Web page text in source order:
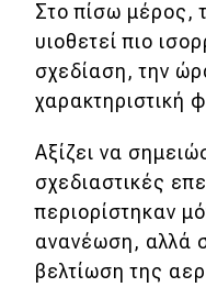
Στο πίσω μέρος,
υιοθετεί πιο
σχεδίαση, την
χαρακτηριστική
Αξίζει να
σχεδιαστικές
περιορίστηκαν
ανανέωση, αλλά
βελτίωση της